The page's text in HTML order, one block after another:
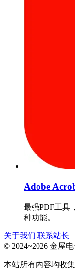
Adobe
最强PDF工具
种功能。
关于我们 联系站长
© 2024~2026 金屋
本站所有内容均收